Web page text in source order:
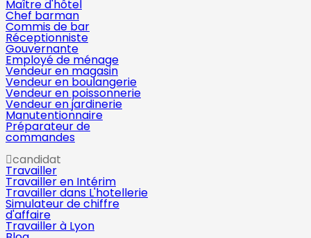
Maître d'hôtel
Chef barman
Commis de bar
Réceptionniste
Gouvernante
Employé de ménage
Vendeur en magasin
Vendeur en boulangerie
Vendeur en poissonnerie
Vendeur en jardinerie
Manutentionnaire
Préparateur de
commandes
candidat
Travailler
Travailler en Intérim
Travailler dans L'hotellerie
Simulateur de chiffre
d'affaire
Travailler à Lyon